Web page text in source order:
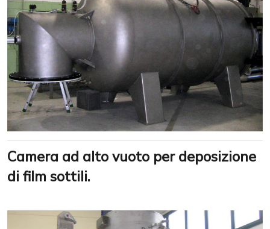
Camera ad alto vuoto per deposizione
di film sottili.